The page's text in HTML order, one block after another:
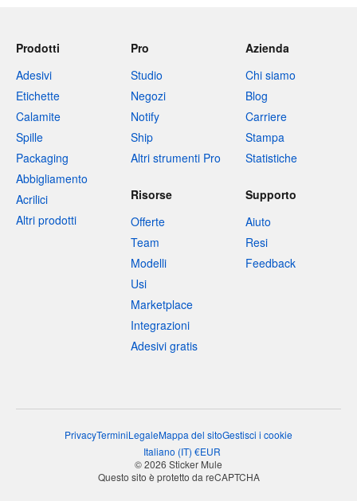
Prodotti
Adesivi
Etichette
Calamite
Spille
Packaging
Abbigliamento
Acrilici
Altri prodotti
Pro
Studio
Negozi
Notify
Ship
Altri strumenti Pro
Azienda
Chi siamo
Blog
Carriere
Stampa
Statistiche
Risorse
Offerte
Team
Modelli
Usi
Marketplace
Integrazioni
Adesivi gratis
Supporto
Aiuto
Resi
Feedback
PrivacyTerminiLegaleMappa del sitoGestisci i cookie
Italiano (IT) €EUR
© 2026 Sticker Mule
Questo sito è protetto da reCAPTCHA